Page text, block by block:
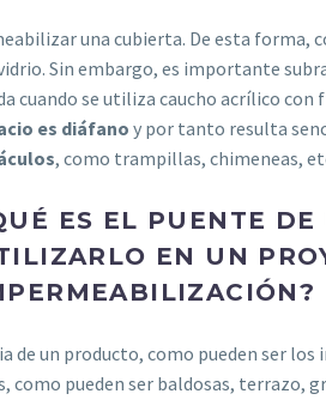
una cubierta. De esta forma,
Sin embargo, es importante
cuando se utiliza caucho acrílico
es diáfano y por tanto resulta
, como trampillas, chimeneas,
ES EL PUENTE
EN UN
un producto, como pueden ser
pueden ser baldosas, terrazo,